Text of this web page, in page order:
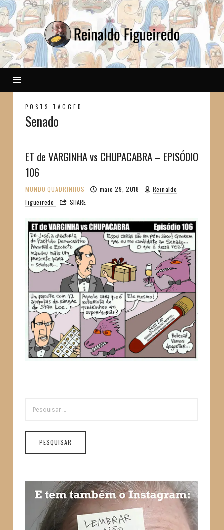
Reinaldo
POSTS TAGGED
Senado
ET de VARGINHA vs CHUPACABRA – EPISÓDIO
106
MUNDO QUADRINHOS maio 29, 2018
Reinaldo
Figueiredo
SHARE
POR: